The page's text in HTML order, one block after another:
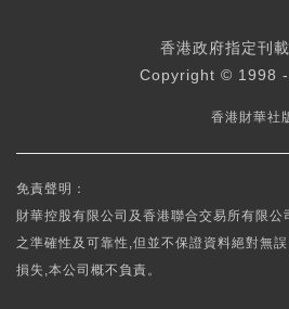
香港政府指定刊
Copyright © 1998 -
香港財華社
免責聲明：
財華控股有限公司及香港聯合交易所有限
之準確性及可靠性,但並不保證資料絕對無
損失,本公司概不負責。